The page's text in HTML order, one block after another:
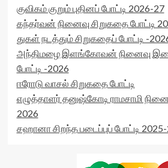
குவிகம் குறும் புதினப் போட்டி 2026-27
கந்தர்வன் நினைவு சிறுகதை போட்டி
துகள் நடத்தும் சிறுகதைப் போட்டி -
அந்திமழை இளங்கோவன் நினைவு
போட்டி -2026
ஈரோடு வாசல் சிறுகதை போட்டி
எழுத்தாளர் தனுஷ்கோடி ராமசாமி
2026
சஹானா சிறந்த படைப்புப் போட்டி